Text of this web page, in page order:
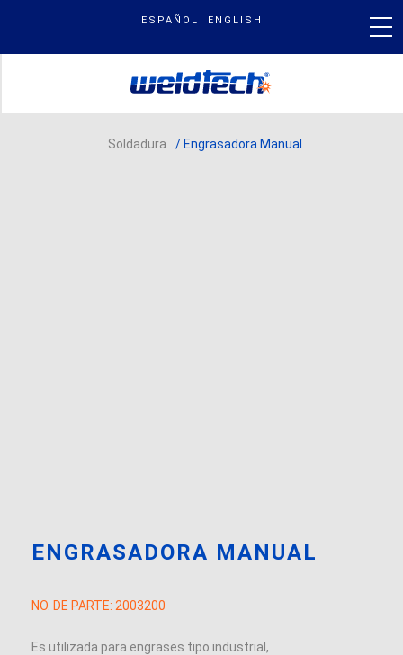
ESPAÑOL ENGLISH
Soldadura / Engrasadora Manual
ENGRASADORA MANUAL
NO. DE PARTE: 2003200
Es utilizada para engrases tipo industrial,